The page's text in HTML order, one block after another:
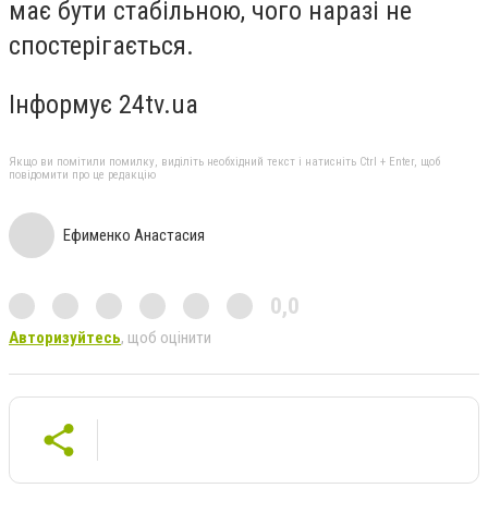
має бути стабільною, чого наразі не
спостерігається.
Інформує 24tv.ua
Якщо ви помітили помилку, виділіть необхідний текст і натисніть Ctrl + Enter, щоб
повідомити про це редакцію
Ефименко Анастасия
0,0
Авторизуйтесь, щоб оцінити